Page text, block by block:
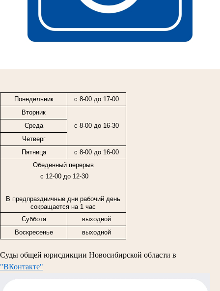
Понедельник
с 8-00 до 17-00
Вторник
с 8-00 до 16-30
Среда
Четверг
Пятница
с 8-00 до 16-00
Обеденный перерыв
с 12-00 до 12-30
В предпраздничные дни рабочий день
сокращается на 1 час
Суббота
выходной
Воскресенье
выходной
Суды общей юрисдикции Новосибирской области в
"ВКонтакте"